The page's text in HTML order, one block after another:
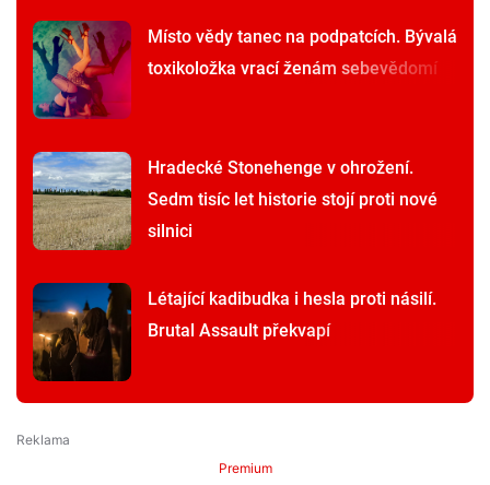
Místo vědy tanec na podpatcích. Bývalá
toxikoložka vrací ženám sebevědomí
Hradecké Stonehenge v ohrožení.
Sedm tisíc let historie stojí proti nové
silnici
Létající kadibudka i hesla proti násilí.
Brutal Assault překvapí
Premium